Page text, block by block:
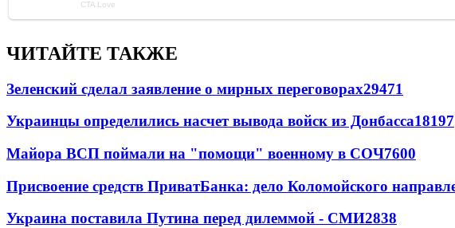
ЧИТАЙТЕ ТАКЖЕ
Зеленский сделал заявление о мирных переговорах29471
Украинцы определились насчет вывода войск из Донбасса18197
Майора ВСП поймали на "помощи" военному в СОЧ7600
Присвоение средств ПриватБанка: дело Коломойского
Украина поставила Путина перед дилеммой - СМИ2838